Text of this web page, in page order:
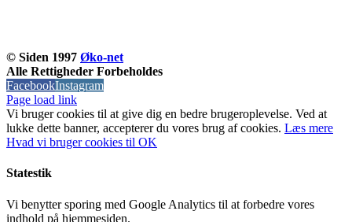
© Siden 1997 Øko-net
Alle Rettigheder Forbeholdes
FacebookInstagram
Page load link
Vi bruger cookies til at give dig en bedre brugeroplevelse. Ved at
lukke dette banner, accepterer du vores brug af ​​cookies. Læs mere
Hvad vi bruger cookies til OK
Statestik
Vi benytter sporing med Google Analytics til at forbedre vores
indhold på hjemmesiden.